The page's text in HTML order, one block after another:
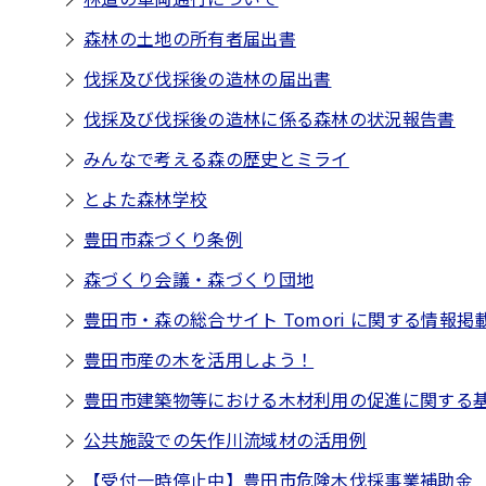
森林の土地の所有者届出書
伐採及び伐採後の造林の届出書
伐採及び伐採後の造林に係る森林の状況報告書
みんなで考える森の歴史とミライ
とよた森林学校
豊田市森づくり条例
森づくり会議・森づくり団地
豊田市・森の総合サイト Tomori に関する情報掲
豊田市産の木を活用しよう！
豊田市建築物等における木材利用の促進に関する
公共施設での矢作川流域材の活用例
【受付一時停止中】豊田市危険木伐採事業補助金